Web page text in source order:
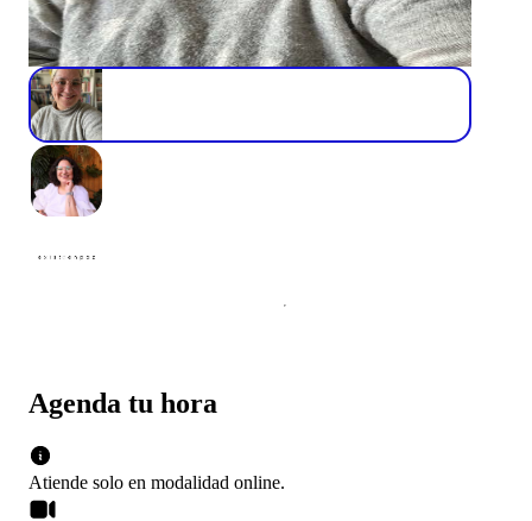
Agenda tu hora
Atiende solo en modalidad online.